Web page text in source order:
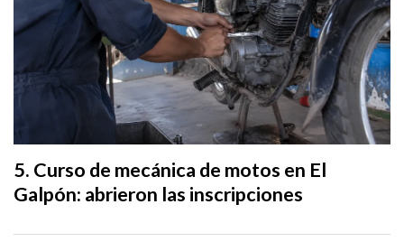
Curso de mecánica de motos en El
Galpón: abrieron las inscripciones